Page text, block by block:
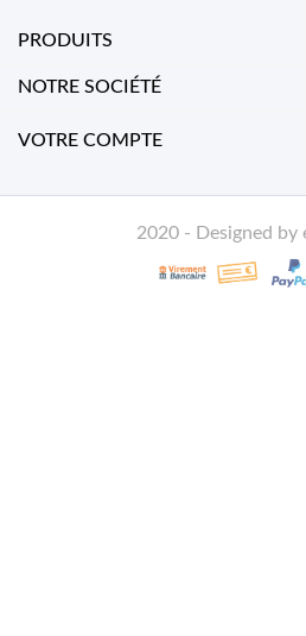
PRODUITS
NOTRE SOCIÉTÉ
VOTRE COMPTE
2020 - Designed by